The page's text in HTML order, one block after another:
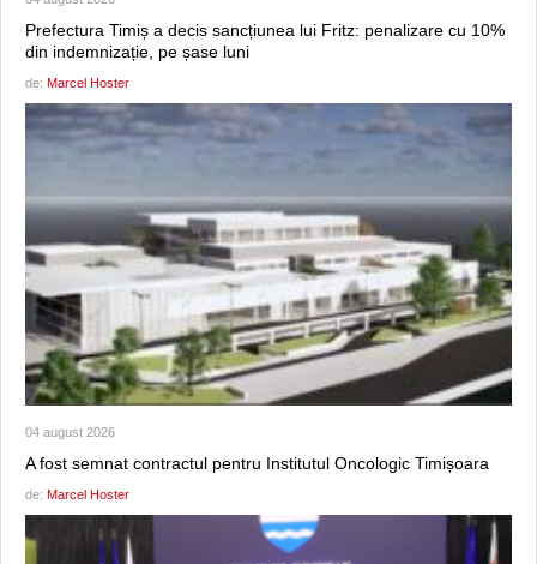
Prefectura Timiș a decis sancțiunea lui Fritz: penalizare cu 10%
din indemnizație, pe șase luni
de: Marcel Hoster
04 august 2026
A fost semnat contractul pentru Institutul Oncologic Timișoara
de: Marcel Hoster